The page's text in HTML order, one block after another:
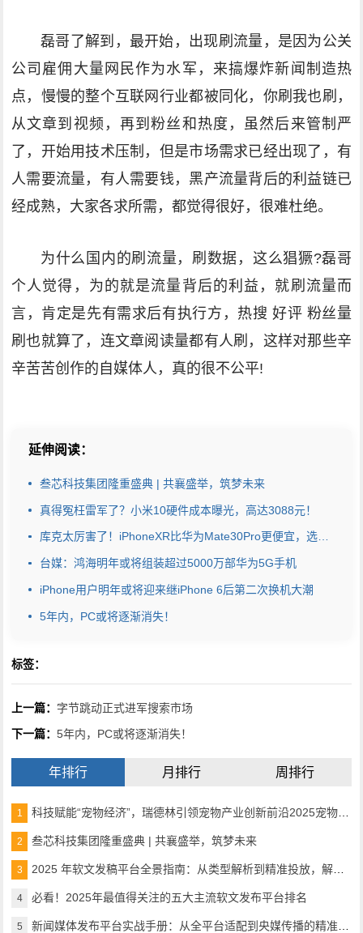
磊哥了解到，最开始，出现刷流量，是因为公关
公司雇佣大量网民作为水军，来搞爆炸新闻制造热
点，慢慢的整个互联网行业都被同化，你刷我也刷，
从文章到视频，再到粉丝和热度，虽然后来管制严
了，开始用技术压制，但是市场需求已经出现了，有
人需要流量，有人需要钱，黑产流量背后的利益链已
经成熟，大家各求所需，都觉得很好，很难杜绝。
为什么国内的刷流量，刷数据，这么猖獗?磊哥
个人觉得，为的就是流量背后的利益，就刷流量而
言，肯定是先有需求后有执行方，热搜 好评 粉丝量
刷也就算了，连文章阅读量都有人刷，这样对那些辛
辛苦苦创作的自媒体人，真的很不公平!
延伸阅读：
叁芯科技集团隆重盛典 | 共襄盛举，筑梦未来
真得冤枉雷军了？小米10硬件成本曝光，高达3088元！
库克太厉害了！iPhoneXR比华为Mate30Pro更便宜，选择让人纠结
台媒：鸿海明年或将组装超过5000万部华为5G手机
iPhone用户明年或将迎来继iPhone 6后第二次换机大潮
5年内，PC或将逐渐消失！
标签：
上一篇： 字节跳动正式进军搜索市场
下一篇： 5年内，PC或将逐渐消失！
年排行 月排行 周排行
1 科技赋能“宠物经济”，瑞德林引领宠物产业创新前沿2025宠物产业科技创新与融资论坛成功举办
2 叁芯科技集团隆重盛典 | 共襄盛举，筑梦未来
3 2025 年软文发稿平台全景指南：从类型解析到精准投放，解锁高效传播密码
4 必看！2025年最值得关注的五大主流软文发布平台排名
5 新闻媒体发布平台实战手册：从全平台适配到央媒传播的精准路径